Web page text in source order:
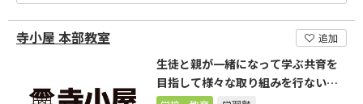
寺小屋 本部教室 追加
生徒と親が一緒になって学ぶ共育を
目指して様々な取り組みを行ないま